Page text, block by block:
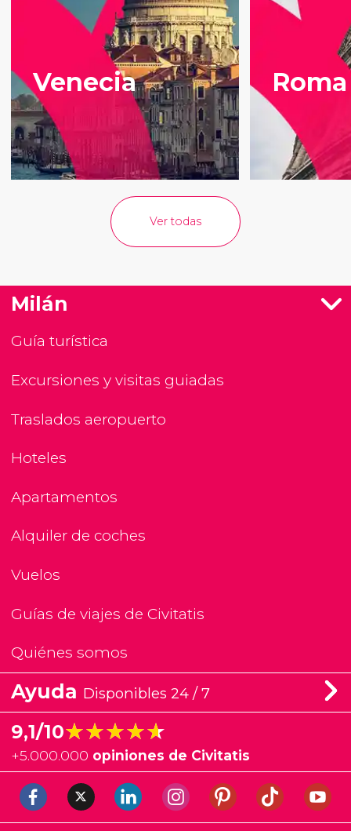
Venecia Roma
Ver todas
Milán
Guía turística
Excursiones y visitas guiadas
Traslados aeropuerto
Hoteles
Apartamentos
Alquiler de coches
Vuelos
Guías de viajes de Civitatis
Quiénes somos
Ayuda Disponibles 24 / 7
9,1/10★★★★★
★★★★★
+5.000.000 opiniones de Civitatis